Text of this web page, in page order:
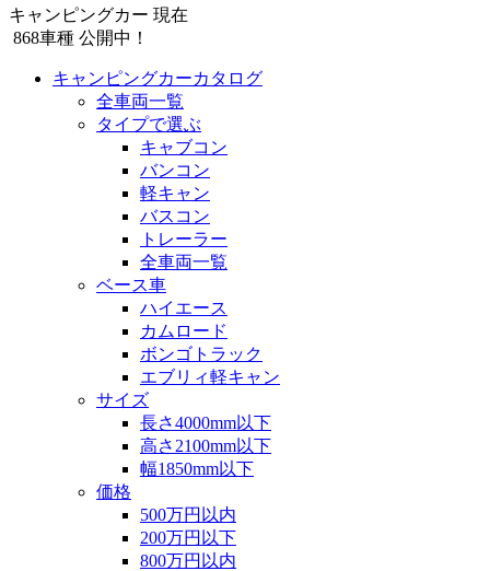
キャンピングカー 現在
868車種 公開中！
キャンピングカーカタログ
全車両一覧
タイプで選ぶ
キャブコン
バンコン
軽キャン
バスコン
トレーラー
全車両一覧
ベース車
ハイエース
カムロード
ボンゴトラック
エブリィ軽キャン
サイズ
長さ4000mm以下
高さ2100mm以下
幅1850mm以下
価格
500万円以内
200万円以下
800万円以内